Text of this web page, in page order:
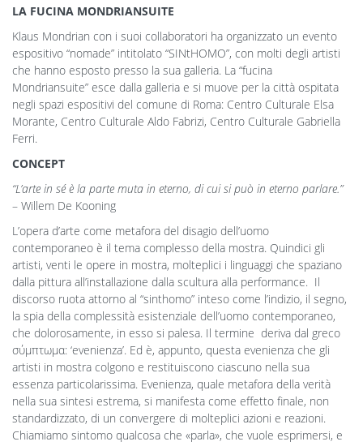
LA FUCINA MONDRIANSUITE
Klaus Mondrian con i suoi collaboratori ha organizzato un evento
espositivo “nomade” intitolato “SINtHOMO”, con molti degli artisti
che hanno esposto presso la sua galleria. La “fucina
Mondriansuite” esce dalla galleria e si muove per la città ospitata
negli spazi espositivi del comune di Roma: Centro Culturale Elsa
Morante, Centro Culturale Aldo Fabrizi, Centro Culturale Gabriella
Ferri.
CONCEPT
“L’arte in sé è la parte muta in eterno, di cui si può in eterno parlare.”
– Willem De Kooning
L’opera d’arte come metafora del disagio dell’uomo
contemporaneo è il tema complesso della mostra. Quindici gli
artisti, venti le opere in mostra, molteplici i linguaggi che spaziano
dalla pittura all’installazione dalla scultura alla performance. Il
discorso ruota attorno al “sinthomo” inteso come l’indizio, il segno,
la spia della complessità esistenziale dell’uomo contemporaneo,
che dolorosamente, in esso si palesa. Il termine deriva dal greco
σύμπτωμα: ‘evenienza’. Ed è, appunto, questa evenienza che gli
artisti in mostra colgono e restituiscono ciascuno nella sua
essenza particolarissima. Evenienza, quale metafora della verità
nella sua sintesi estrema, si manifesta come effetto finale, non
standardizzato, di un convergere di molteplici azioni e reazioni.
Chiamiamo sintomo qualcosa che «parla», che vuole esprimersi, e